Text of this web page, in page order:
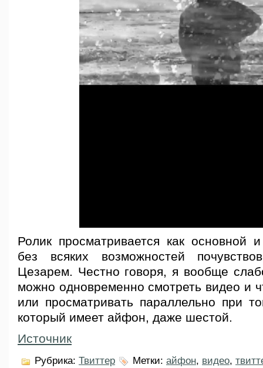
Ролик просматривается как основной
без всяких возможностей
Цезарем. Честно говоря, я вообще
можно одновременно смотреть видео и
или просматривать параллельно при
который имеет айфон, даже шестой.
Источник
Рубрика: Твиттер Метки: айфон, видео,